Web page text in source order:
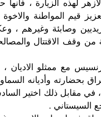
قيم المواطنة
وصابئة وغيرهم ،
من وقف الاقتتال
مع ممثلو الاديان
بحضارته وأديانه
، في مقابل ذلك اختير
السيستاني .